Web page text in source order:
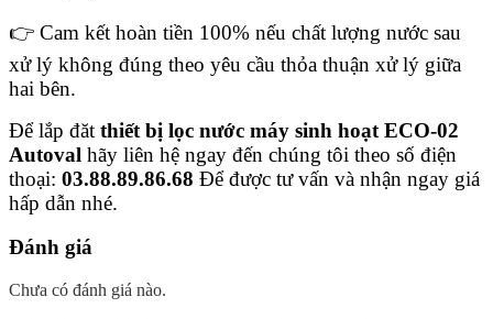
👉 Cam kết hoàn tiền 100% nếu chất lượng nước sau
xử lý không đúng theo yêu cầu thỏa thuận xử lý giữa
hai bên.
Để lắp đăt thiết bị lọc nước máy sinh hoạt ECO-02
Autoval hãy liên hệ ngay đến chúng tôi theo số điện
thoại: 03.88.89.86.68 Để được tư vấn và nhận ngay giá
hấp dẫn nhé.
Đánh giá
Chưa có đánh giá nào.